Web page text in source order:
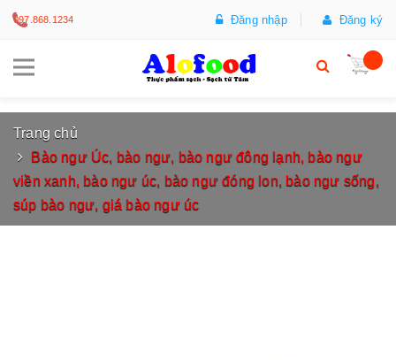
097.868.1234 Đăng nhập Đăng ký
Trang chủ
Bào ngư Úc, bào ngư, bào ngư đông lạnh, bào ngư
viền xanh, bào ngư úc, bào ngư đóng lon, bào ngư sống,
súp bào ngư, giá bào ngư úc